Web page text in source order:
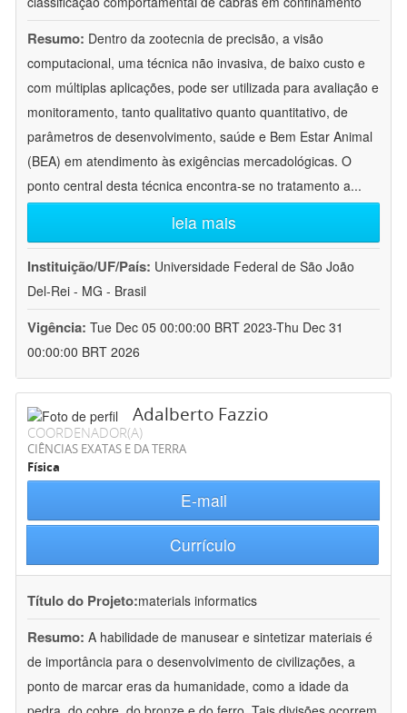
Resumo: Dentro da zootecnia de precisão, a visão
computacional, uma técnica não invasiva, de baixo custo e
com múltiplas aplicações, pode ser utilizada para avaliação e
monitoramento, tanto qualitativo quanto quantitativo, de
parâmetros de desenvolvimento, saúde e Bem Estar Animal
(BEA) em atendimento às exigências mercadológicas. O
ponto central desta técnica encontra-se no tratamento a...
leia mais
Instituição/UF/País: Universidade Federal de São João
Del-Rei - MG - Brasil
Vigência: Tue Dec 05 00:00:00 BRT 2023-Thu Dec 31
00:00:00 BRT 2026
Adalberto Fazzio
COORDENADOR(A)
CIÊNCIAS EXATAS E DA TERRA
Física
E-mail
Currículo
Título do Projeto:materials informatics
Resumo: A habilidade de manusear e sintetizar materiais é
de importância para o desenvolvimento de civilizações, a
ponto de marcar eras da humanidade, como a idade da